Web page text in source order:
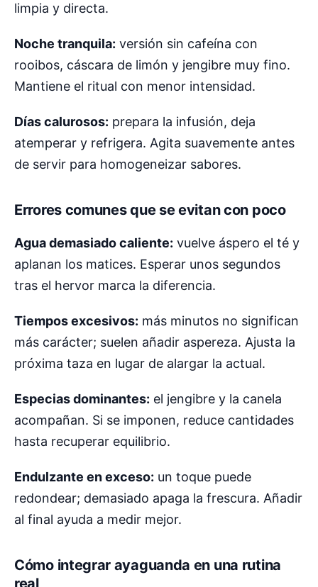
limpia y directa.
Noche tranquila: versión sin cafeína con
rooibos, cáscara de limón y jengibre muy fino.
Mantiene el ritual con menor intensidad.
Días calurosos: prepara la infusión, deja
atemperar y refrigera. Agita suavemente antes
de servir para homogeneizar sabores.
Errores comunes que se evitan con poco
Agua demasiado caliente: vuelve áspero el té y
aplanan los matices. Esperar unos segundos
tras el hervor marca la diferencia.
Tiempos excesivos: más minutos no significan
más carácter; suelen añadir aspereza. Ajusta la
próxima taza en lugar de alargar la actual.
Especias dominantes: el jengibre y la canela
acompañan. Si se imponen, reduce cantidades
hasta recuperar equilibrio.
Endulzante en exceso: un toque puede
redondear; demasiado apaga la frescura. Añadir
al final ayuda a medir mejor.
Cómo integrar ayaguanda en una rutina
real